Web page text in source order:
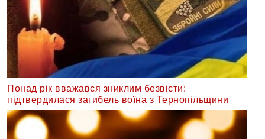
Понад рік вважався зниклим безвісти:
підтвердилася загибель воїна з Тернопільщини